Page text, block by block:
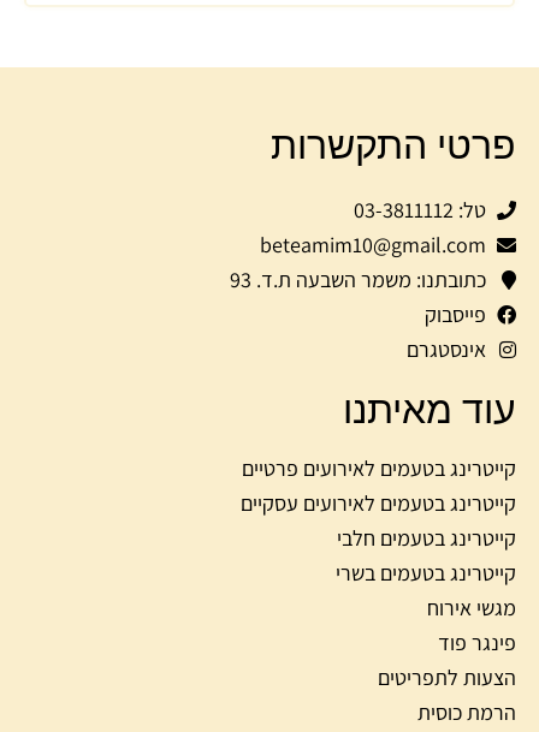
פרטי התקשרות
טל: 03-3811112
beteamim10@gmail.com
כתובתנו: משמר השבעה ת.ד. 93
פייסבוק
אינסטגרם
עוד מאיתנו
קייטרינג בטעמים לאירועים פרטיים
קייטרינג בטעמים לאירועים עסקיים
קייטרינג בטעמים חלבי
קייטרינג בטעמים בשרי
מגשי אירוח
פינגר פוד
הצעות לתפריטים
הרמת כוסית